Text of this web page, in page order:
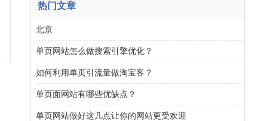
热门文章
北京
单页网站怎么做搜索引擎优化？
如何利用单页引流量做淘宝客？
单页面网站有哪些优缺点？
单页网站做好这几点让你的网站更受欢迎